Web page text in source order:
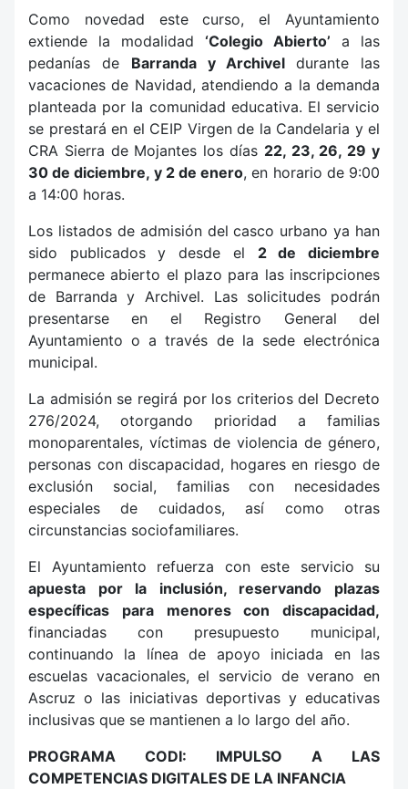
Como novedad este curso, el Ayuntamiento
extiende la modalidad ‘Colegio Abierto’ a las
pedanías de Barranda y Archiveldurante las
vacaciones de Navidad, atendiendo a la demanda
planteada por la comunidad educativa. El servicio
se prestará en el CEIP Virgen de la Candelaria y el
CRA Sierra de Mojantes los días 22, 23, 26, 29 y
30 de diciembre, y 2 de enero, en horario de 9:00
a 14:00 horas.
Los listados de admisión del casco urbano ya han
sido publicados y desde el 2 de diciembre
permanece abierto el plazo para las inscripciones
de Barranda y Archivel. Las solicitudes podrán
presentarse en el Registro General del
Ayuntamiento o a través de la sede electrónica
municipal.
La admisión se regirá por los criterios del Decreto
276/2024, otorgando prioridad a familias
monoparentales, víctimas de violencia de género,
personas con discapacidad, hogares en riesgo de
exclusión social, familias con necesidades
especiales de cuidados, así como otras
circunstancias sociofamiliares.
El Ayuntamiento refuerza con este servicio su
apuesta por la inclusión, reservando plazas
específicas para menores con discapacidad,
financiadas con presupuesto municipal,
continuando la línea de apoyo iniciada en las
escuelas vacacionales, el servicio de verano en
Ascruz o las iniciativas deportivas y educativas
inclusivas que se mantienen a lo largo del año.
PROGRAMA CODI: IMPULSO A LAS
COMPETENCIAS DIGITALES DE LA INFANCIA